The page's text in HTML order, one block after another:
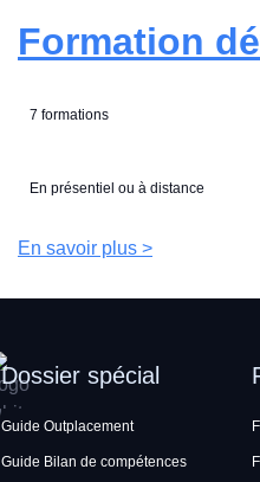
Formation
7 formations
En présentiel ou à distance
En savoir plus >
Dossier spécial
Guide Outplacement
Guide Bilan de compétences